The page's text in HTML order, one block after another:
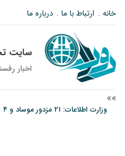
خانه ارتباط با ما درباره ما
سایت
اخبار
وزارت اطلاعات: ۲۱ مزدور موساد و ۴ شرور مسلح در کرمان بازداشت شدند
دادستان رفسنجان: رفع مشکلات